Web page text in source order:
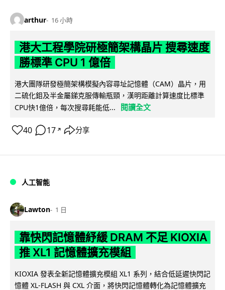
arthur 16 小時
港大工程學院研極簡架構晶片 搜尋速度
勝標準 CPU 1 億倍
港大團隊研發極簡架構模擬內容尋址記憶體（CAM）晶片，用
二硫化鉬及半金屬銻克服傳輸瓶頸，漢明距離計算速度比標準
CPU快1億倍，每次搜尋耗能低...
閱讀全文
40 17 ↗ 分享
人工智能
Lawton 1 日
靠快閃記憶體紓緩 DRAM 不足 KIOXIA
推 XL1 記憶體擴充模組
KIOXIA 發表全新記憶體擴充模組 XL1 系列，結合低延遲快閃記
憶體 XL-FLASH 與 CXL 介面，將快閃記憶體轉化為記憶體擴充